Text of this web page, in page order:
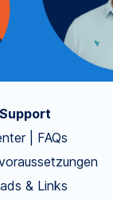
| FAQs
& Links